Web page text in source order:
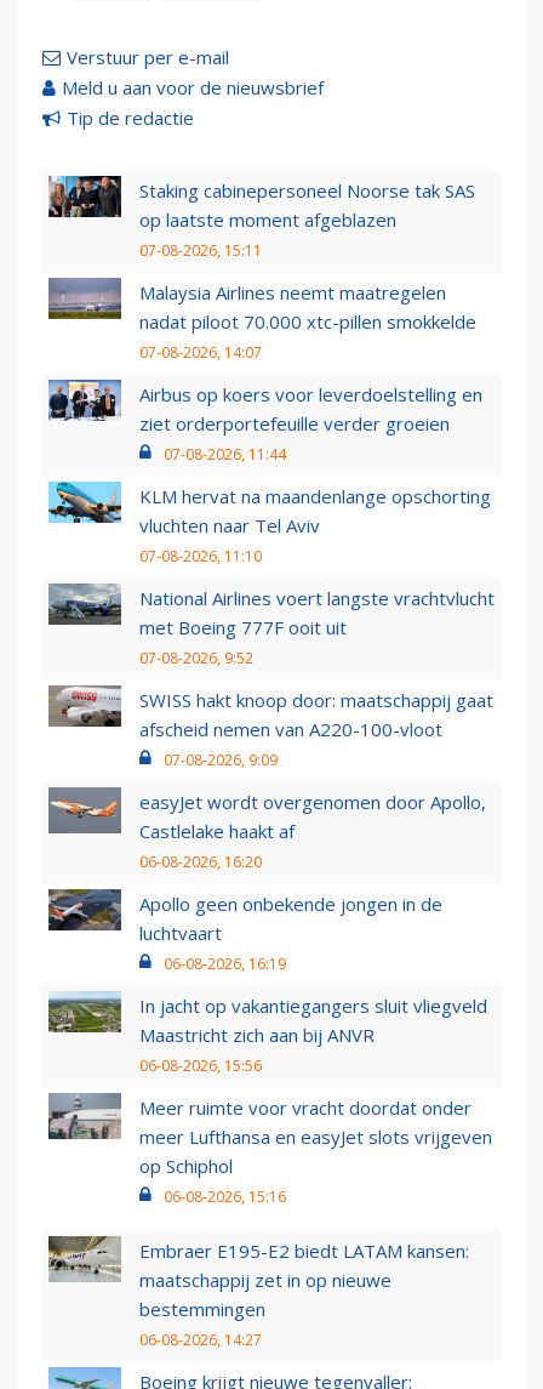
Verstuur per e-mail
Meld u aan voor de nieuwsbrief
Tip de redactie
Staking cabinepersoneel Noorse tak SAS
op laatste moment afgeblazen
07-08-2026, 15:11
Malaysia Airlines neemt maatregelen
nadat piloot 70.000 xtc-pillen smokkelde
07-08-2026, 14:07
Airbus op koers voor leverdoelstelling en
ziet orderportefeuille verder groeien
07-08-2026, 11:44
KLM hervat na maandenlange opschorting
vluchten naar Tel Aviv
07-08-2026, 11:10
National Airlines voert langste vrachtvlucht
met Boeing 777F ooit uit
07-08-2026, 9:52
SWISS hakt knoop door: maatschappij gaat
afscheid nemen van A220-100-vloot
07-08-2026, 9:09
easyJet wordt overgenomen door Apollo,
Castlelake haakt af
06-08-2026, 16:20
Apollo geen onbekende jongen in de
luchtvaart
06-08-2026, 16:19
In jacht op vakantiegangers sluit vliegveld
Maastricht zich aan bij ANVR
06-08-2026, 15:56
Meer ruimte voor vracht doordat onder
meer Lufthansa en easyJet slots vrijgeven
op Schiphol
06-08-2026, 15:16
Embraer E195-E2 biedt LATAM kansen:
maatschappij zet in op nieuwe
bestemmingen
06-08-2026, 14:27
Boeing krijgt nieuwe tegenvaller: